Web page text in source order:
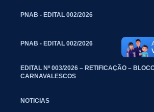
PNAB - EDITAL 002/2026
PNAB - EDITAL 002/2026
EDITAL Nº 003/2026 – RETIFICAÇÃO –
CARNAVALESCOS
NOTICIAS